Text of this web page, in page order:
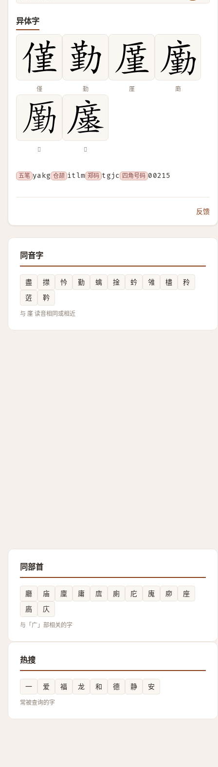
异体字
僅 勤 厪 㢙
𠪲 𢋓
五笔 yakg 仓颉 itlm 郑码 tgjc 四角号码 00215
反馈
同音字
盡 㩒 忴 勤 蠄 捦 蚙 雂 㯸
矝
菦
靲
与 廑 读音相同或相近
同部首
廳 庙 廩 庸 㢇 廁 庀 廆 㡻
座
㢐
庂
与「广」部相关的字
热搜
一 爱 福 龙 和 德 静 安
常被查询的字